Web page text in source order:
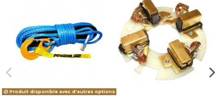
Produit disponible avec d'autres options